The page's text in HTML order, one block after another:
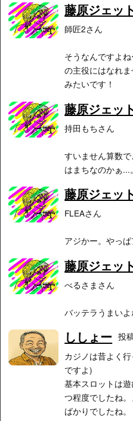
藤原ジェッ
師匠2さん
そうなんですよ
の主役にはなれ
みたいです！
藤原ジェッ
持田もちさん
すいません算数で
はまちなのかぁ...
藤原ジェッ
FLEAさん
アジかー。やっぱ
藤原ジェッ
べるさまさん
バッテラうまいよ
ししょー 投
カジノは昔よく
ですよ)
基本スロットは
つ程度でしたね
ばかりでしたね。